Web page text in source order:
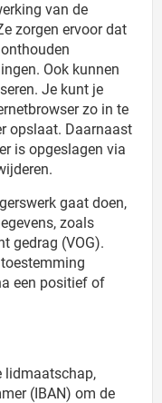
van de
zorgen ervoor dat
Ook kunnen
Je kunt je
zo in te
opslaat. Daarnaast
is opgeslagen via
gaat doen,
zoals
gedrag (VOG).
een positief of
lidmaatschap,
(IBAN) om de